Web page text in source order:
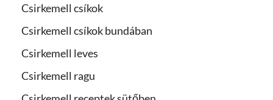
Csirkemell csíkok
Csirkemell csíkok bundában
Csirkemell leves
Csirkemell ragu